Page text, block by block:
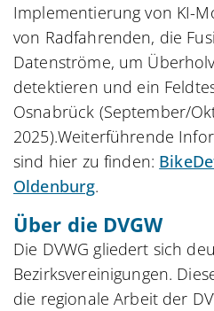
Implementierung von KI-
von Radfahrenden, die
Datenströme, um
detektieren und ein
Osnabrück (September/
2025).Weiterführende
sind hier zu finden:
Oldenburg.
Über die DVGW
Die DVWG gliedert sich
Bezirksvereinigungen.
die regionale Arbeit der